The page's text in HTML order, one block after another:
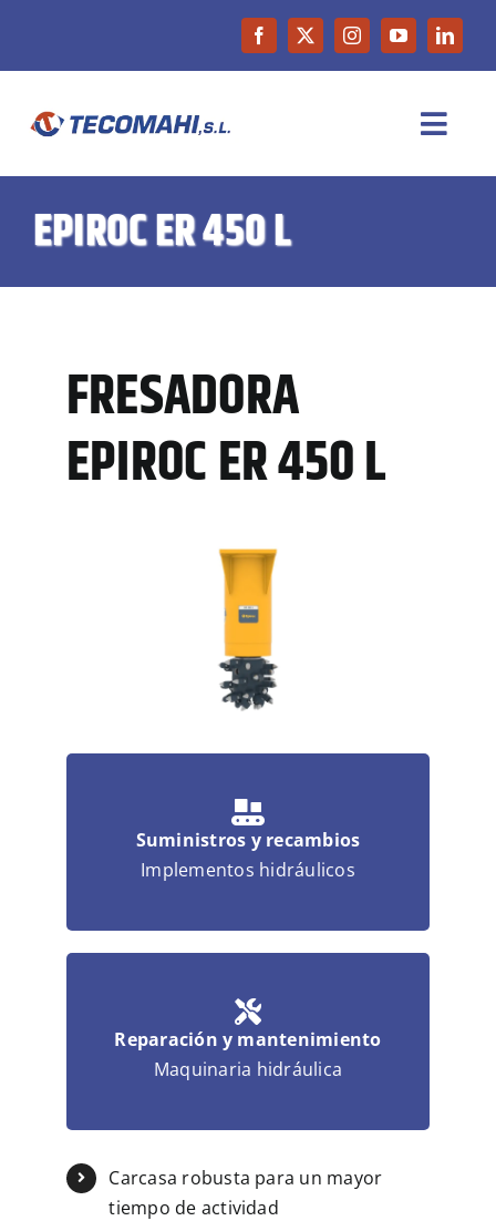
contenido
MAQUINARIA DE OCASIÓN
EPIROC ER 450 L
FRESADORA
EPIROC ER 450 L
Suministros y recambios
Implementos hidráulicos
Reparación y mantenimiento
Maquinaria hidráulica
Carcasa robusta para un mayor
tiempo de actividad